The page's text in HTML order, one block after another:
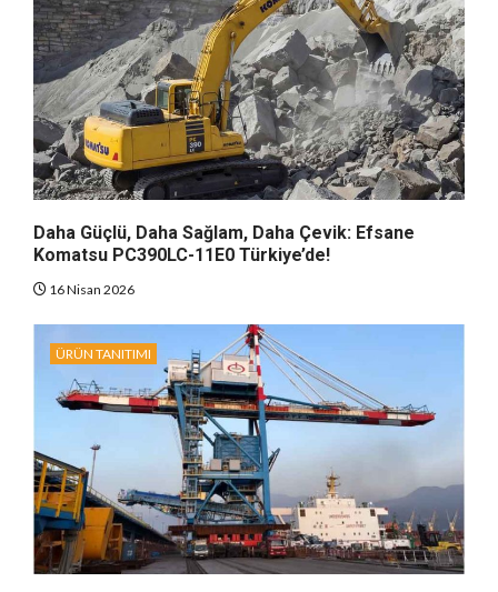
Daha Güçlü, Daha Sağlam, Daha Çevik: Efsane
Komatsu PC390LC-11E0 Türkiye’de!
16 Nisan 2026
ÜRÜN TANITIMI